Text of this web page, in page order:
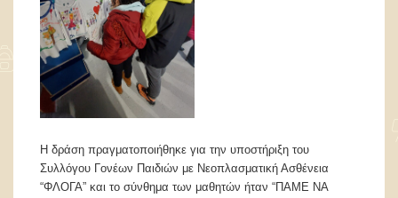
Η δράση πραγματοποιήθηκε για την υποστήριξη του
Συλλόγου Γονέων Παιδιών με Νεοπλασματική Ασθένεια
“ΦΛΟΓΑ” και το σύνθημα των μαθητών ήταν “ΠΑΜΕ ΝΑ